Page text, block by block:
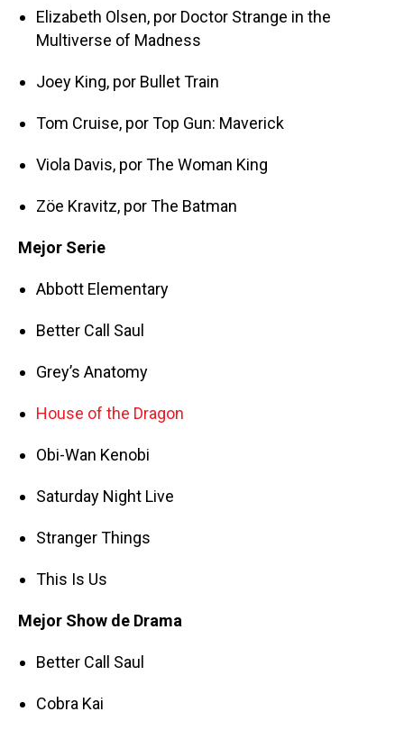
Elizabeth Olsen, por Doctor Strange in the
Multiverse of Madness
Joey King, por Bullet Train
Tom Cruise, por Top Gun: Maverick
Viola Davis, por The Woman King
Zöe Kravitz, por The Batman
Mejor Serie
Abbott Elementary
Better Call Saul
Grey’s Anatomy
House of the Dragon
Obi-Wan Kenobi
Saturday Night Live
Stranger Things
This Is Us
Mejor Show de Drama
Better Call Saul
Cobra Kai